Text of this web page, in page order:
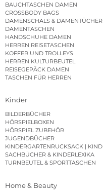
BAUCHTASCHEN DAMEN
CROSSBODY BAGS
DAMENSCHALS & DAMENTÜCHER
DAMENTASCHEN
HANDSCHUHE DAMEN
HERREN REISETASCHEN
KOFFER UND TROLLEYS
HERREN KULTURBEUTEL
REISEGEPÄCK DAMEN
TASCHEN FÜR HERREN
Kinder
BILDERBÜCHER
HÖRSPIELBOXEN
HÖRSPIEL ZUBEHÖR
JUGENDBÜCHER
KINDERGARTENRUCKSACK |
SACHBÜCHER & KINDERLEXIKA
TURNBEUTEL & SPORTTASCHEN
Home & Beauty